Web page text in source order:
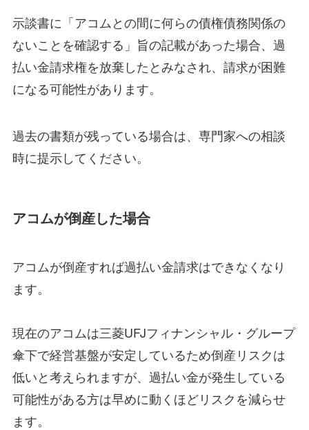
示談書に「アコムとの間に何らの債権債務関係の
ないことを確認する」旨の記載があった場合、過
払い金請求権を放棄したとみなされ、請求が困難
になる可能性があります。
過去の書類が残っている場合は、専門家への相談
時に提示してください。
アコムが倒産した場合
アコムが倒産すれば過払い金請求はできなくなり
ます。
現在のアコムは三菱UFJフィナンシャル・グループ
傘下で経営基盤が安定しているため倒産リスクは
低いと考えられますが、過払い金が発生している
可能性がある方は早めに動くほどリスクを減らせ
ます。